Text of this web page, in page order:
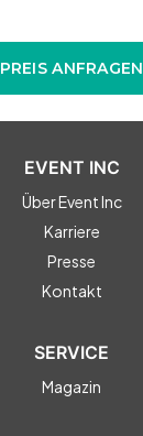
PREIS ANFRAGEN
EVENT INC
Über Event Inc
Karriere
Presse
Kontakt
SERVICE
Magazin